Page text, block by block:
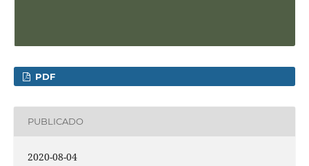
PDF
PUBLICADO
2020-08-04